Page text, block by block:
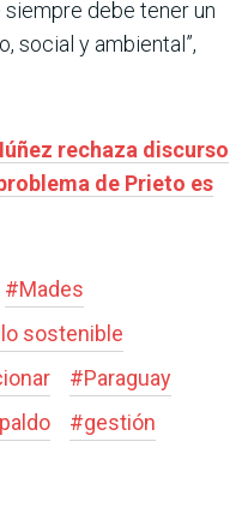
debe tener un
social y ambiental”,
rechaza discurso
de Prieto es
#Mades
sostenible
#Paraguay
#gestión